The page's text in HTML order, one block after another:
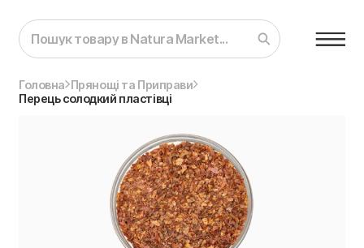
Головна Прянощі та Приправи
Перець солодкий пластівці